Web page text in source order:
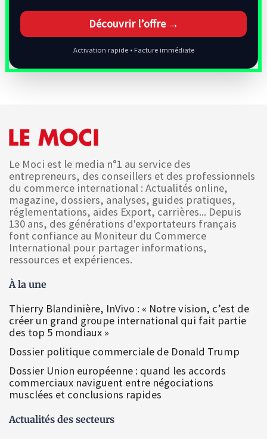
Découvrir l’offre →
Activation rapide • Facture immédiate
Le Moci est le media n°1 au service des
entrepreneurs, des conseillers et des professionnels
du commerce international : Actualités online,
magazine, dossiers, analyses, guides pratiques,
réglementations, aides Export, carrières... Depuis
130 ans, des générations d'exportateurs français
font confiance au Moniteur du Commerce
International pour partager informations,
ressources et expériences.
À la une
Thierry Blandinière, InVivo : « Notre vision, c’est de
créer un grand groupe international qui fait partie
des top 5 mondiaux »
Dossier politique commerciale de Donald Trump
Dossier Union européenne : quand les accords
commerciaux naviguent entre négociations
musclées et conclusions rapides
Actualités des secteurs